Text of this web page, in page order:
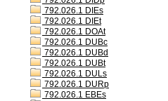
792.026.1 DIEs
792.026.1 DIEt
792.026.1 DOAt
792.026.1 DUBc
792.026.1 DUBd
792.026.1 DUBt
792.026.1 DULs
792.026.1 DURp
792.026.1 EBEs